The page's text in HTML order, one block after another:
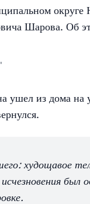
округе
Шарова. Об
ушел из дома на
худощавое
исчезновения